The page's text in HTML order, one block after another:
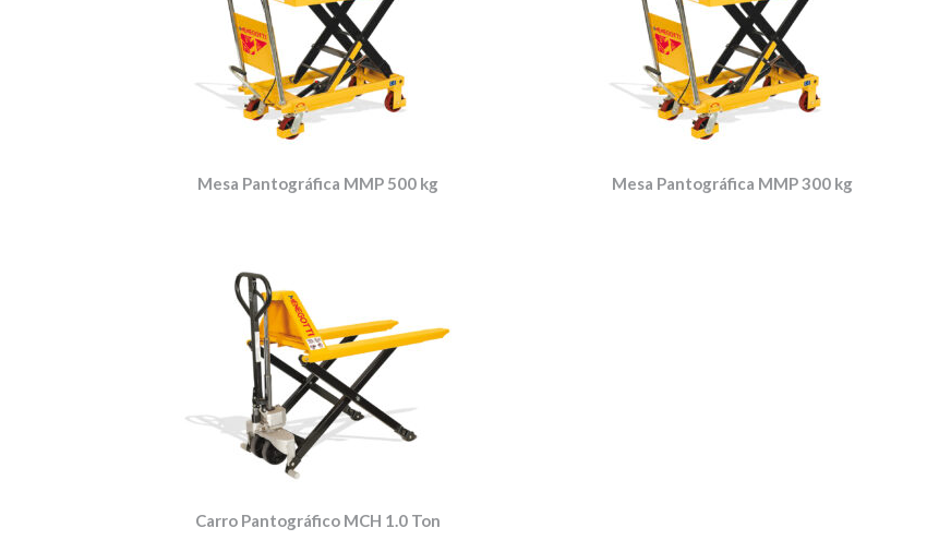
Mesa Pantográfica MMP 500 kg Mesa Pantográfica MMP 300 kg
Carro Pantográfico MCH 1.0 Ton